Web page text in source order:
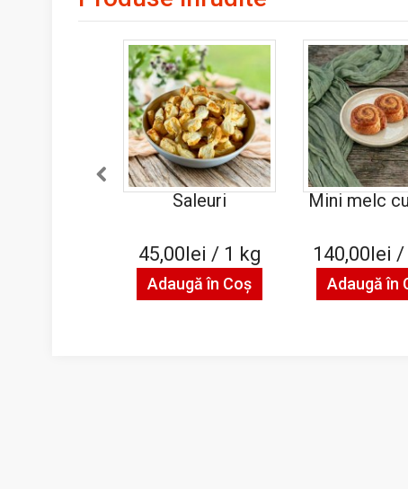
Saleuri
45,00lei / 1 kg
Adaugă în Coş
Mini melc
140,00lei /
Adaugă în